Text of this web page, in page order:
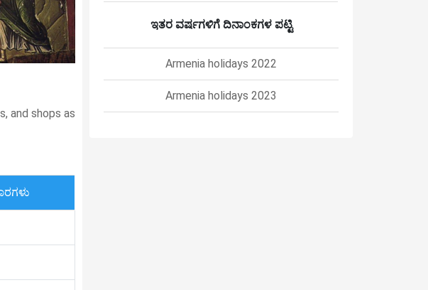
and shops as
ಇತರ ವರ್ಷಗಳಿಗೆ ದಿನಾಂಕಗಳ ಪಟ್ಟಿ
Armenia holidays 2022
Armenia holidays 2023